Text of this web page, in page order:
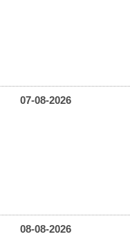
07-08-2026
08-08-2026